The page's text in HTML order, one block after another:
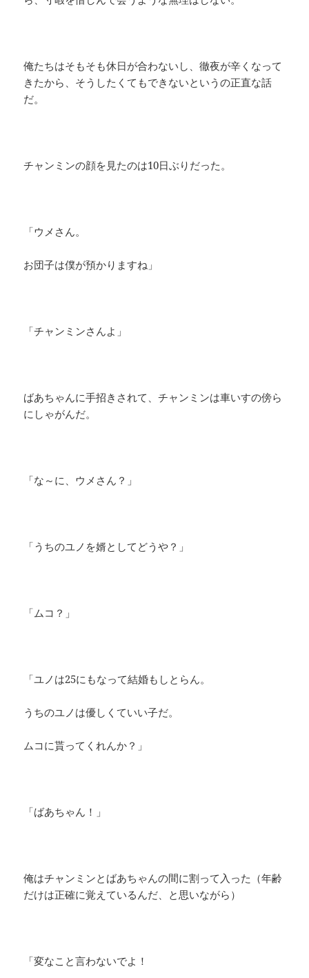
俺たちはそもそも休日が合わないし、徹夜が辛くなって
きたから、そうしたくてもできないというの正直な話
だ。
チャンミンの顔を見たのは10日ぶりだった。
「ウメさん。
お団子は僕が預かりますね」
「チャンミンさんよ」
ばあちゃんに手招きされて、チャンミンは車いすの傍ら
にしゃがんだ。
「な～に、ウメさん？」
「うちのユノを婿としてどうや？」
「ムコ？」
「ユノは25にもなって結婚もしとらん。
うちのユノは優しくていい子だ。
ムコに貰ってくれんか？」
「ばあちゃん！」
俺はチャンミンとばあちゃんの間に割って入った（年齢
だけは正確に覚えているんだ、と思いながら）
「変なこと言わないでよ！